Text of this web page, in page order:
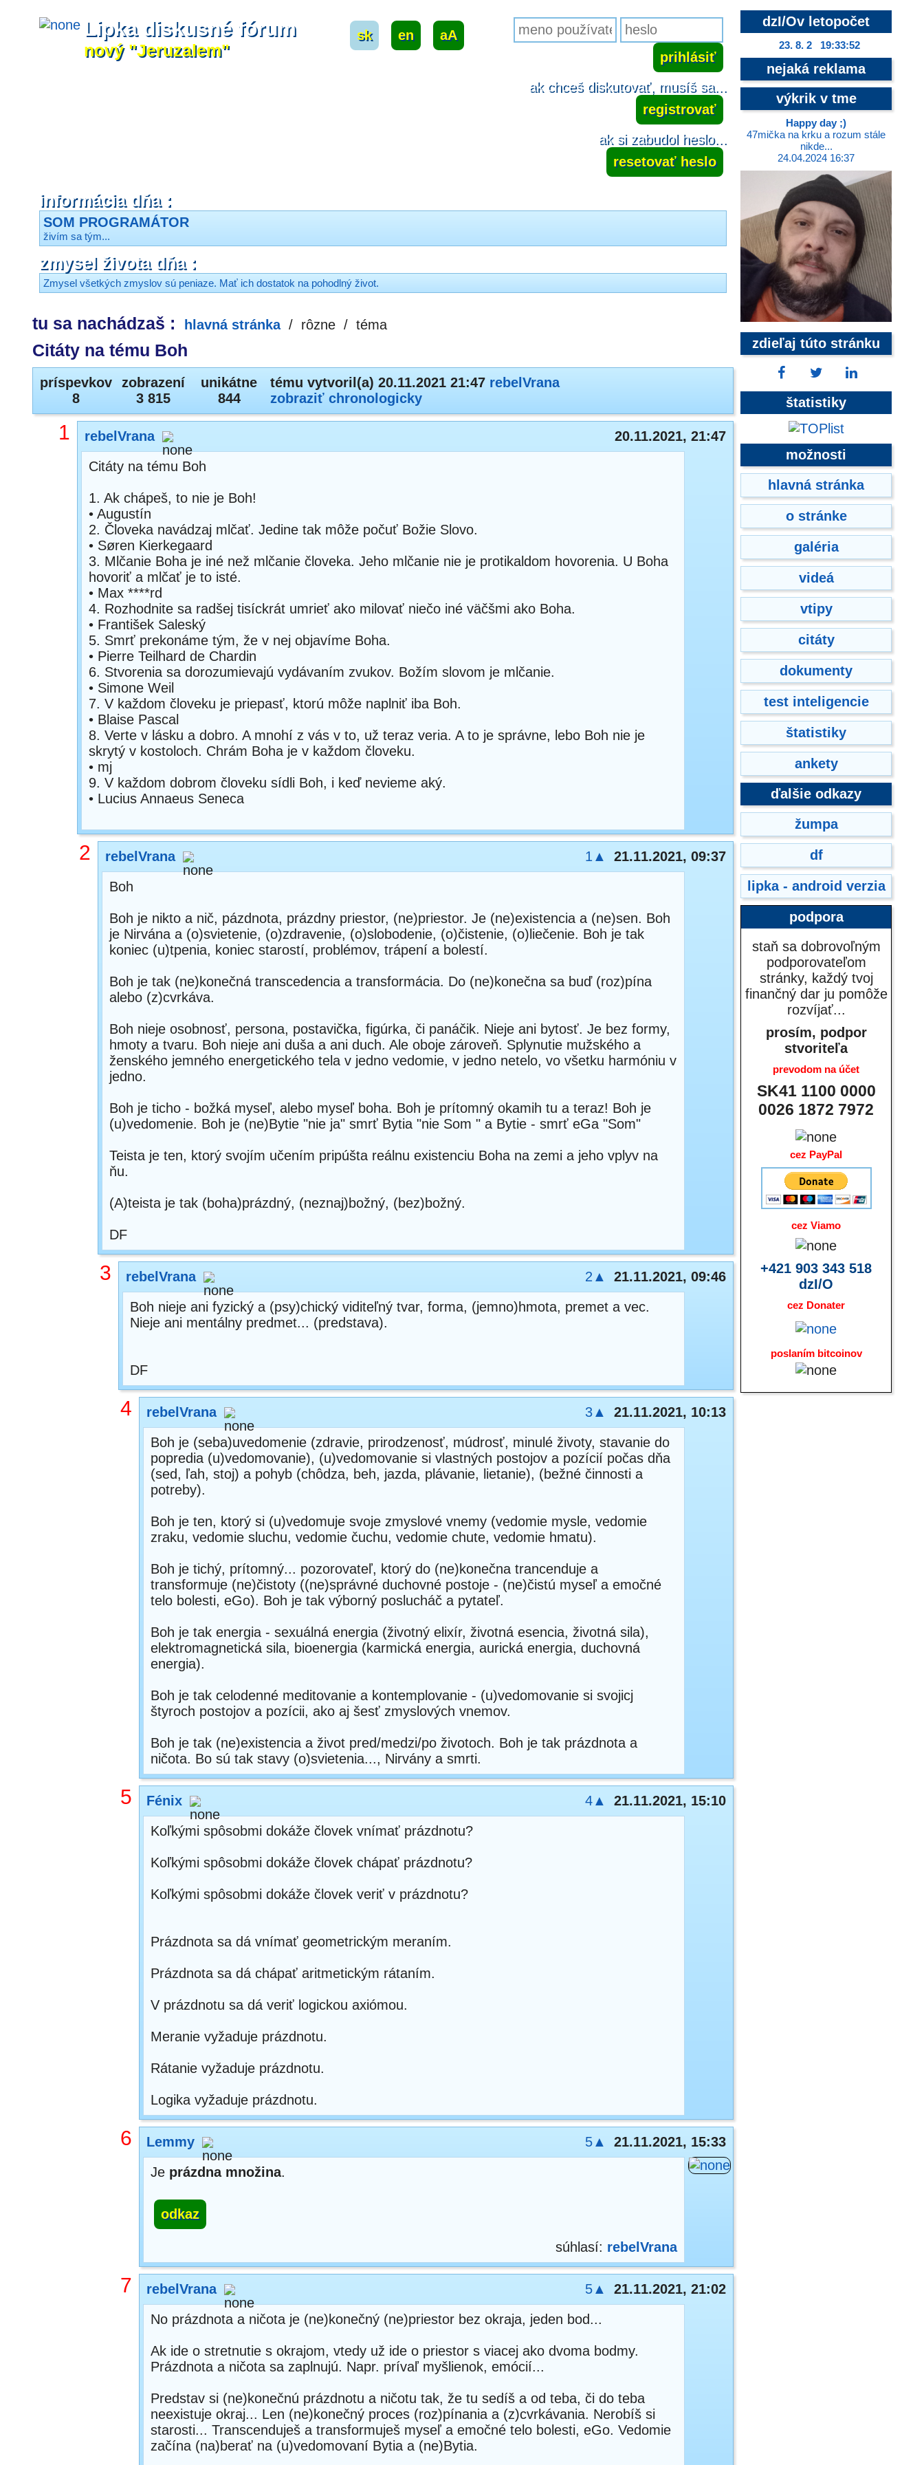
Lipka diskusné fórum
nový "Jeruzalem"
sk en aA
ak chceš diskutovať, musíš sa...
registrovať
ak si zabudol heslo...
resetovať heslo
informácia dňa :
SOM PROGRAMÁTOR
živím sa tým...
zmysel života dňa :
Zmysel všetkých zmyslov sú peniaze. Mať ich dostatok na pohodlný život.
tu sa nachádzaš : hlavná stránka / rôzne / téma
Citáty na tému Boh
príspevkov
8
zobrazení
3 815
unikátne
844
tému vytvoril(a) 20.11.2021 21:47 rebelVrana
zobraziť chronologicky
1 rebelVrana
20.11.2021, 21:47
Citáty na tému Boh
1. Ak chápeš, to nie je Boh!
• Augustín
2. Človeka navádzaj mlčať. Jedine tak môže počuť Božie Slovo.
• Søren Kierkegaard
3. Mlčanie Boha je iné než mlčanie človeka. Jeho mlčanie nie je protikaldom hovorenia. U Boha
hovoriť a mlčať je to isté.
• Max ****rd
4. Rozhodnite sa radšej tisíckrát umrieť ako milovať niečo iné väčšmi ako Boha.
• František Saleský
5. Smrť prekonáme tým, že v nej objavíme Boha.
• Pierre Teilhard de Chardin
6. Stvorenia sa dorozumievajú vydávaním zvukov. Božím slovom je mlčanie.
• Simone Weil
7. V každom človeku je priepasť, ktorú môže naplniť iba Boh.
• Blaise Pascal
8. Verte v lásku a dobro. A mnohí z vás v to, už teraz veria. A to je správne, lebo Boh nie je
skrytý v kostoloch. Chrám Boha je v každom človeku.
• mj
9. V každom dobrom človeku sídli Boh, i keď nevieme aký.
• Lucius Annaeus Seneca
2 rebelVrana 1▲
21.11.2021, 09:37
Boh
Boh je nikto a nič, pázdnota, prázdny priestor, (ne)priestor. Je (ne)existencia a (ne)sen. Boh
je Nirvána a (o)svietenie, (o)zdravenie, (o)slobodenie, (o)čistenie, (o)liečenie. Boh je tak
koniec (u)tpenia, koniec starostí, problémov, trápení a bolestí.
Boh je tak (ne)konečná transcedencia a transformácia. Do (ne)konečna sa buď (roz)pína
alebo (z)cvrkáva.
Boh nieje osobnosť, persona, postavička, figúrka, či panáčik. Nieje ani bytosť. Je bez formy,
hmoty a tvaru. Boh nieje ani duša a ani duch. Ale oboje zároveň. Splynutie mužského a
ženského jemného energetického tela v jedno vedomie, v jedno netelo, vo všetku harmóniu v
jedno.
Boh je ticho - božká myseľ, alebo myseľ boha. Boh je prítomný okamih tu a teraz! Boh je
(u)vedomenie. Boh je (ne)Bytie "nie ja" smrť Bytia "nie Som " a Bytie - smrť eGa "Som"
Teista je ten, ktorý svojím učením pripúšta reálnu existenciu Boha na zemi a jeho vplyv na
ňu.
(A)teista je tak (boha)prázdný, (neznaj)božný, (bez)božný.
DF
3 rebelVrana 2▲
21.11.2021, 09:46
Boh nieje ani fyzický a (psy)chický viditeľný tvar, forma, (jemno)hmota, premet a vec.
Nieje ani mentálny predmet... (predstava).
DF
4 rebelVrana 3▲
21.11.2021, 10:13
Boh je (seba)uvedomenie (zdravie, prirodzenosť, múdrosť, minulé životy, stavanie do
popredia (u)vedomovanie), (u)vedomovanie si vlastných postojov a pozícií počas dňa
(sed, ľah, stoj) a pohyb (chôdza, beh, jazda, plávanie, lietanie), (bežné činnosti a
potreby).
Boh je ten, ktorý si (u)vedomuje svoje zmyslové vnemy (vedomie mysle, vedomie
zraku, vedomie sluchu, vedomie čuchu, vedomie chute, vedomie hmatu).
Boh je tichý, prítomný... pozorovateľ, ktorý do (ne)konečna trancenduje a
transformuje (ne)čistoty ((ne)správné duchovné postoje - (ne)čistú myseľ a emočné
telo bolesti, eGo). Boh je tak výborný poslucháč a pytateľ.
Boh je tak energia - sexuálná energia (životný elixír, životná esencia, životná sila),
elektromagnetická sila, bioenergia (karmická energia, aurická energia, duchovná
energia).
Boh je tak celodenné meditovanie a kontemplovanie - (u)vedomovanie si svojicj
štyroch postojov a pozícii, ako aj šesť zmyslových vnemov.
Boh je tak (ne)existencia a život pred/medzi/po životoch. Boh je tak prázdnota a
ničota. Bo sú tak stavy (o)svietenia..., Nirvány a smrti.
5 Fénix 4▲
21.11.2021, 15:10
Koľkými spôsobmi dokáže človek vnímať prázdnotu?
Koľkými spôsobmi dokáže človek chápať prázdnotu?
Koľkými spôsobmi dokáže človek veriť v prázdnotu?
Prázdnota sa dá vnímať geometrickým meraním.
Prázdnota sa dá chápať aritmetickým rátaním.
V prázdnotu sa dá veriť logickou axiómou.
Meranie vyžaduje prázdnotu.
Rátanie vyžaduje prázdnotu.
Logika vyžaduje prázdnotu.
6 Lemmy 5▲
21.11.2021, 15:33
Je prázdna množina.
odkaz
súhlasí: rebelVrana
7 rebelVrana 5▲
21.11.2021, 21:02
No prázdnota a ničota je (ne)konečný (ne)priestor bez okraja, jeden bod...
Ak ide o stretnutie s okrajom, vtedy už ide o priestor s viacej ako dvoma bodmy.
Prázdnota a ničota sa zaplnujú. Napr. prívaľ myšlienok, emócií...
Predstav si (ne)konečnú prázdnotu a ničotu tak, že tu sedíš a od teba, či do teba
neexistuje okraj... Len (ne)konečný proces (roz)pínania a (z)cvrkávania. Nerobíš si
starosti... Transcenduješ a transformuješ myseľ a emočné telo bolesti, eGo. Vedomie
začína (na)berať na (u)vedomovaní Bytia a (ne)Bytia.
dzI/Ov letopočet
23. 8. 2 19:33:53
nejaká reklama
výkrik v tme
Happy day ;)
47mička na krku a rozum stále
nikde...
24.04.2024 16:37
zdieľaj túto stránku
štatistiky
možnosti
hlavná stránka
o stránke
galéria
videá
vtipy
citáty
dokumenty
test inteligencie
štatistiky
ankety
ďalšie odkazy
žumpa
df
lipka - android verzia
podpora
staň sa dobrovoľným
podporovateľom
stránky, každý tvoj
finančný dar ju pomôže
rozvíjať...
prosím, podpor
stvoriteľa
prevodom na účet
SK41 1100 0000
0026 1872 7972
cez PayPal
cez Viamo
+421 903 343 518
dzI/O
cez Donater
poslaním bitcoinov